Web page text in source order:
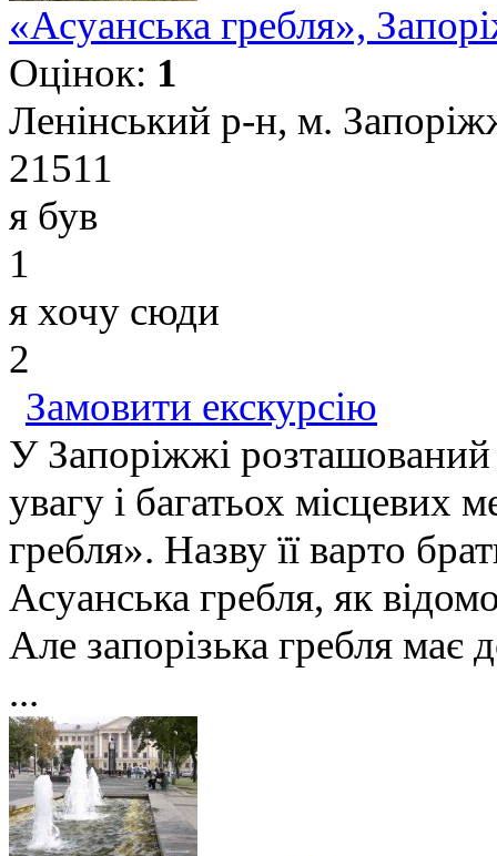
«Асуанська гребля»,
Оцінок: 1
Ленінський р-н, м.
21511
я був
1
я хочу сюди
2
Замовити екскурсію
У Запоріжжі
увагу і багатьох місцевих
гребля». Назву її варто
Асуанська гребля, як
Але запорізька гребля має
...